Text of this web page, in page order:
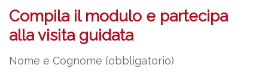
Compila il modulo e partecipa
alla visita guidata
Nome e Cognome (obbligatorio)